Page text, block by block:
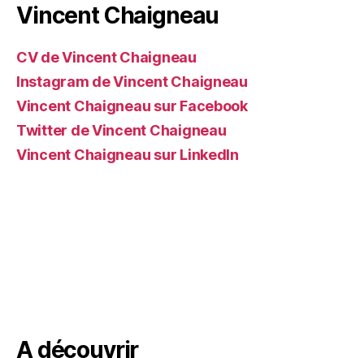
Vincent Chaigneau
CV de Vincent Chaigneau
Instagram de Vincent Chaigneau
Vincent Chaigneau sur Facebook
Twitter de Vincent Chaigneau
Vincent Chaigneau sur LinkedIn
A découvrir